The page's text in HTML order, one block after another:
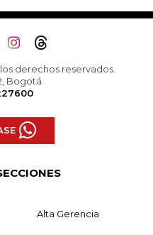
derechos reservados.
Bogotá
Alta Gerencia